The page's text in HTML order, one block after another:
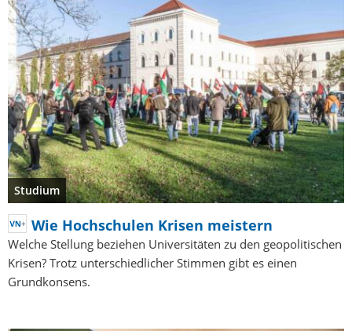
Studium
Wie Hochschulen Krisen meistern
Welche Stellung beziehen Universitäten zu den geopolitischen
Krisen? Trotz unterschiedlicher Stimmen gibt es einen
Grundkonsens.